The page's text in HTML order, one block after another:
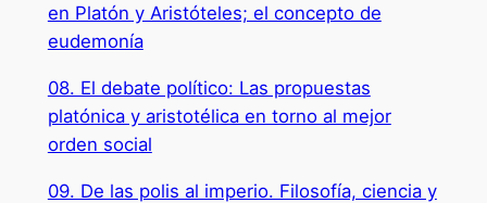
en Platón y Aristóteles; el concepto de
eudemonía
08. El debate político: Las propuestas
platónica y aristotélica en torno al mejor
orden social
09. De las polis al imperio. Filosofía, ciencia y